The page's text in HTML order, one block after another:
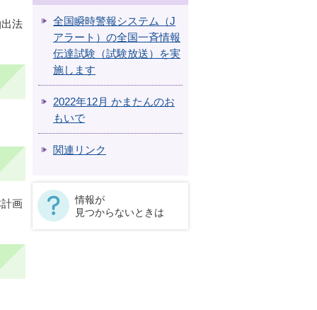
法
画
全国瞬時警報システム（J
アラート）の全国一斉情報
伝達試験（試験放送）を実
施します
2022年12月 かまたんのお
もいで
関連リンク
情報が
見つからないときは